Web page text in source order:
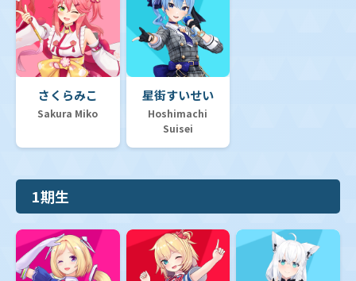
さくらみこ
Sakura Miko
星街すいせい
Hoshimachi
Suisei
1期生